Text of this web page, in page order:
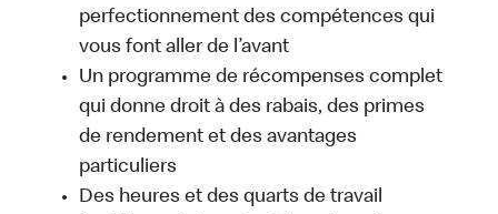
perfectionnement des compétences qui
vous font aller de l’avant
Un programme de récompenses complet
qui donne droit à des rabais, des primes
de rendement et des avantages
particuliers
Des heures et des quarts de travail